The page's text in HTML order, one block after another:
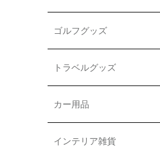
ゴルフグッズ
トラベルグッズ
カー用品
インテリア雑貨